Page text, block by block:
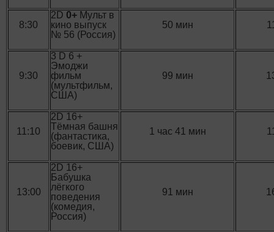
8:30
2D 0+ Мульт в
кино выпуск
№ 56 (Россия)
50 мин
9:30
3 D 6 +
Эмоджи
фильм
(мультфильм,
США)
99 мин
11:10
2D 16+
Тёмная башня
(фантастика,
боевик, США)
1 час 41 мин
13:00
2D 16+
Бабушка
лёгкого
поведения
(комедия,
Россия)
91 мин